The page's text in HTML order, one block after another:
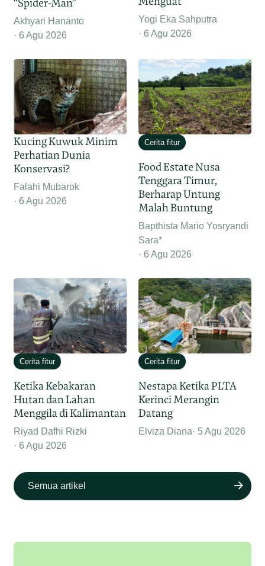
“Spider-Man”
Akhyari Hananto
6 Agu 2026
Yogi Eka Sahputra
6 Agu 2026
Kucing Kuwuk Minim
Perhatian Dunia
Konservasi?
Falahi Mubarok
6 Agu 2026
Cerita fitur
Food Estate Nusa
Tenggara Timur,
Berharap Untung
Malah Buntung
Bapthista Mario Yosryandi
Sara*
6 Agu 2026
Cerita fitur
Ketika Kebakaran
Hutan dan Lahan
Menggila di Kalimantan
Riyad Dafhi Rizki
6 Agu 2026
Cerita fitur
Nestapa Ketika PLTA
Kerinci Merangin
Datang
Elviza Diana 5 Agu 2026
Semua artikel